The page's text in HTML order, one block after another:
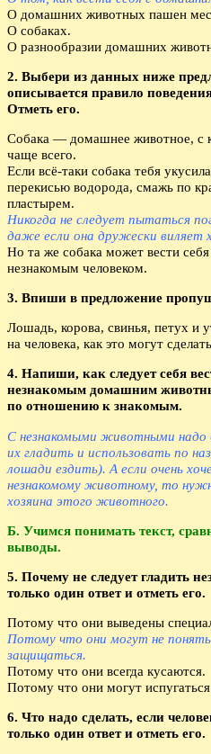
О домашних животных пашен
O собаках.
O разнообразии домашних
2. Выбери из данных ниже
описывается правило
Отметь его.
Собака — домашнее животное, с
чаще всего.
Если всё-таки собака тебя
перекисью водорода, смажь по
пластырем.
Никогда не следует пытаться
даже если она дружески виляет
Но та же собака может вести
незнакомым человеком.
3. Впиши в предложение
Лошадь, корова, свинья, петух и
на человека, как это могут
4. Напиши, как следует себя
незнакомым домашним
по отношению к знакомым.
С незнакомыми животными
их гладить и использовать по
лошади ездить). А если очень
незнакомому животному, то
хозяина этого животного.
Б. Учимся понимать текст,
выводы.
5. Почему не следует гладить
только один ответ и отметь его.
Потому что они выведены
Потому что они могут не
защищаться.
Потому что они всегда кусаются.
Потому что они могут
6. Что надо сделать, если
только один ответ и отметь его.